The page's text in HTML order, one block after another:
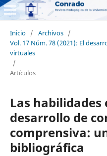
Inicio / Archivos /
Vol. 17 Núm. 78 (2021): El
virtuales
/
Artículos
Las
desarrollo de
comprensiva:
bibliográfica